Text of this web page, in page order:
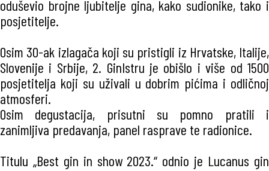
oduševio brojne ljubitelje gina, kako sudionike, tako i
posjetitelje.
Osim 30-ak izlagača koji su pristigli iz Hrvatske, Italije,
Slovenije i Srbije, 2. GinIstru je obišlo i više od 1500
posjetitelja koji su uživali u dobrim pićima i odličnoj
atmosferi.
Osim degustacija, prisutni su pomno pratili i
zanimljiva predavanja, panel rasprave te radionice.
Titulu „Best gin in show 2023.“ odnio je Lucanus gin